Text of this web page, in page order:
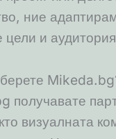
ние
и
получавате
визуалната